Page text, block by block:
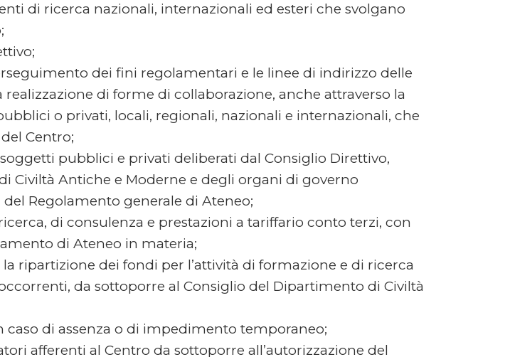
di ricerca nazionali, internazionali ed esteri che svolgano
dei fini regolamentari e le linee di indirizzo delle
di forme di collaborazione, anche attraverso la
o privati, locali, regionali, nazionali e internazionali, che
Centro;
pubblici e privati deliberati dal Consiglio Direttivo,
Civiltà Antiche e Moderne e degli organi di governo
del Regolamento generale di Ateneo;
di consulenza e prestazioni a tariffario conto terzi, con
di Ateneo in materia;
ripartizione dei fondi per l’attività di formazione e di ricerca
da sottoporre al Consiglio del Dipartimento di Civiltà
di assenza o di impedimento temporaneo;
afferenti al Centro da sottoporre all’autorizzazione del